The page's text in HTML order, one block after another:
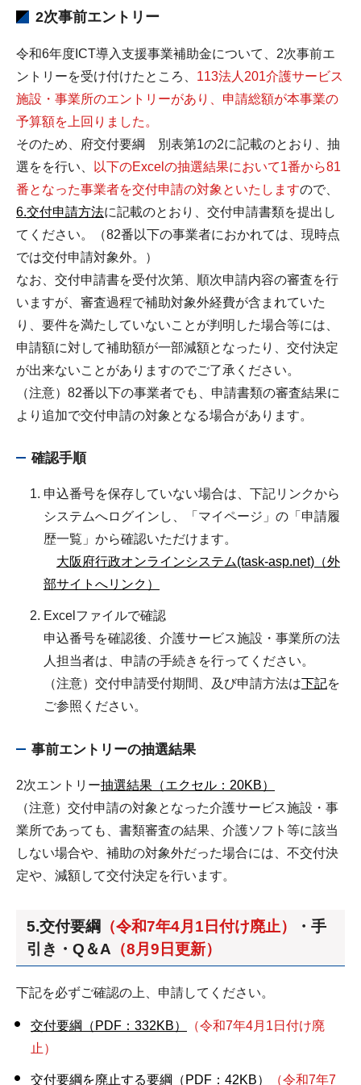
2次事前エントリー
令和6年度ICT導入支援事業補助金について、2次事前エ
ントリーを受け付けたところ、 113法人201介護サービス
施設・事業所のエントリーがあり、申請総額が本事業の
予算額を上回りました。
そのため、府交付要綱 別表第1の2に記載のとおり、抽
選をを行い、
以下のExcelの抽選結果において1番から81
番となった事業者を交付申請の対象といたしますので、
6.交付申請方法に記載のとおり、交付申請書類を提出し
てください。（82番以下の事業者におかれては、現時点
では交付申請対象外。）
なお、交付申請書を受付次第、順次申請内容の審査を行
いますが、審査過程で補助対象外経費が含まれていた
り、要件を満たしていないことが判明した場合等には、
申請額に対して補助額が一部減額となったり、交付決定
が出来ないことがありますのでご了承ください。
（注意）82番以下の事業者でも、申請書類の審査結果に
より追加で交付申請の対象となる場合があります。
確認手順
申込番号を保存していない場合は、下記リンクから
システムへログインし、「マイページ」の「申請履
歴一覧」から確認いただけます。
大阪府行政オンラインシステム(task-asp.net)（外
部サイトへリンク）
Excelファイルで確認
申込番号を確認後、介護サービス施設・事業所の法
人担当者は、申請の手続きを行ってください。
（注意）交付申請受付期間、及び申請方法は下記を
ご参照ください。
事前エントリーの抽選結果
2次エントリー抽選結果（エクセル：20KB）
（注意）交付申請の対象となった介護サービス施設・事
業所であっても、書類審査の結果、介護ソフト等に該当
しない場合や、補助の対象外だった場合には、不交付決
定や、減額して交付決定を行います。
5.交付要綱 （令和7年4月1日付け廃止）
・手
引き・Q＆A （8月9日更新）
下記を必ずご確認の上、申請してください。
交付要綱（PDF：332KB）
（令和7年4月1日付け廃
止）
交付要綱を廃止する要綱（PDF：42KB） （令和7年7